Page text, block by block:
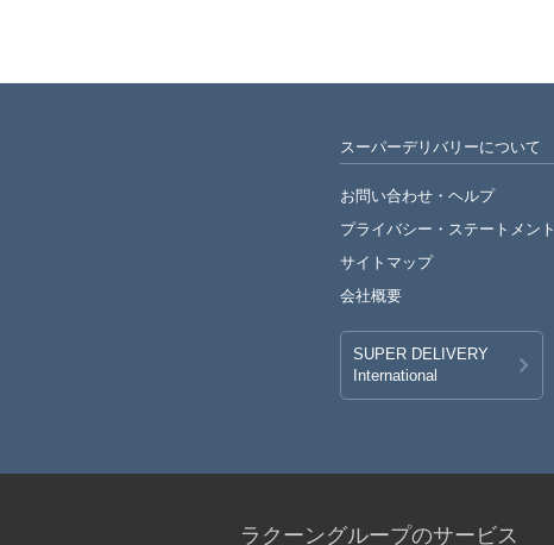
スーパーデリバリーについて
お問い合わせ・ヘルプ
プライバシー・ ステートメント
サイトマップ
会社概要
SUPER DELIVERY
International
ラクーングループのサービス